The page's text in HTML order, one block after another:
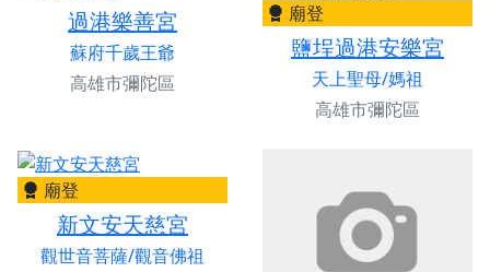
過港樂善宮
蘇府千歲王爺
高雄市彌陀區
廟登
鹽埕過港安樂宮
天上聖母/媽祖
高雄市彌陀區
廟登
新文安天慈宮
觀世音菩薩/觀音佛祖